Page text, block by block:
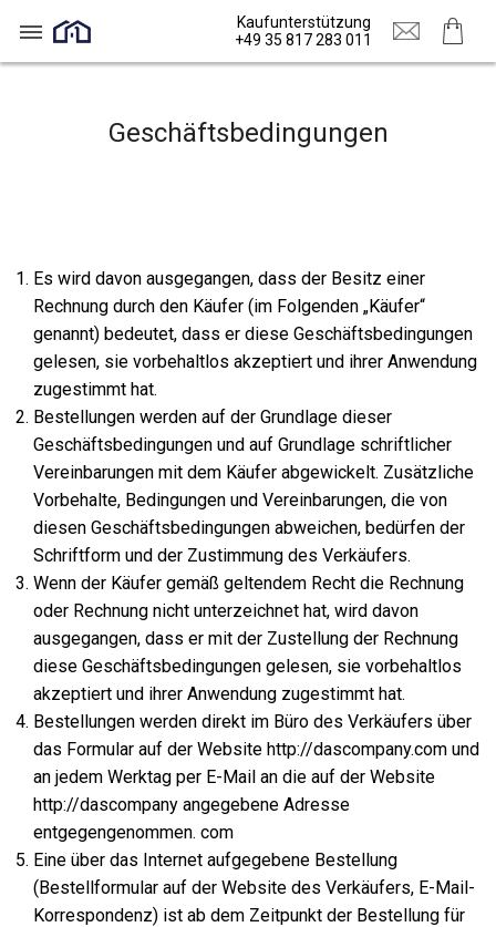
Kaufunterstützung
+49 35 817 283 011
Geschäftsbedingungen
Es wird davon ausgegangen, dass der Besitz einer
Rechnung durch den Käufer (im Folgenden „Käufer“
genannt) bedeutet, dass er diese Geschäftsbedingungen
gelesen, sie vorbehaltlos akzeptiert und ihrer Anwendung
zugestimmt hat.
Bestellungen werden auf der Grundlage dieser
Geschäftsbedingungen und auf Grundlage schriftlicher
Vereinbarungen mit dem Käufer abgewickelt. Zusätzliche
Vorbehalte, Bedingungen und Vereinbarungen, die von
diesen Geschäftsbedingungen abweichen, bedürfen der
Schriftform und der Zustimmung des Verkäufers.
Wenn der Käufer gemäß geltendem Recht die Rechnung
oder Rechnung nicht unterzeichnet hat, wird davon
ausgegangen, dass er mit der Zustellung der Rechnung
diese Geschäftsbedingungen gelesen, sie vorbehaltlos
akzeptiert und ihrer Anwendung zugestimmt hat.
Bestellungen werden direkt im Büro des Verkäufers über
das Formular auf der Website http://dascompany.com und
an jedem Werktag per E-Mail an die auf der Website
http://dascompany angegebene Adresse
entgegengenommen. com
Eine über das Internet aufgegebene Bestellung
(Bestellformular auf der Website des Verkäufers, E-Mail-
Korrespondenz) ist ab dem Zeitpunkt der Bestellung für